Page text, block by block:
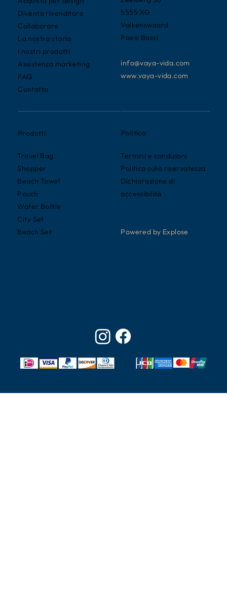
5555 XG
Valkenswaard
Paesi Bassi
info@vaya-vida.com
www.vaya-vida.com
Diventa rivenditore
Collaborare
La nostra storia
I nostri prodotti
Assistenza marketing
FAQ
Contatto
Prodotti
Travel Bag
Shopper
Beach Towel
Pouch
Water Bottle
City Set
Beach Set
Politica
Termini e condizioni
Politica sulla riservatezza
Dichiarazione di
accessibilità
Powered by Explose